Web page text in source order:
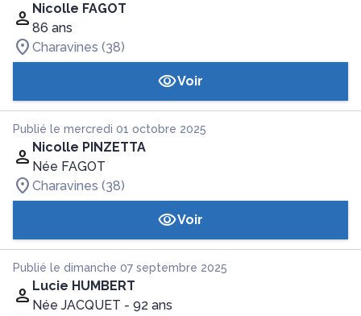
Nicolle FAGOT
86 ans
Charavines (38)
Voir
Publié le mercredi 01 octobre 2025
Nicolle PINZETTA
Née FAGOT
Charavines (38)
Voir
Publié le dimanche 07 septembre 2025
Lucie HUMBERT
Née JACQUET - 92 ans